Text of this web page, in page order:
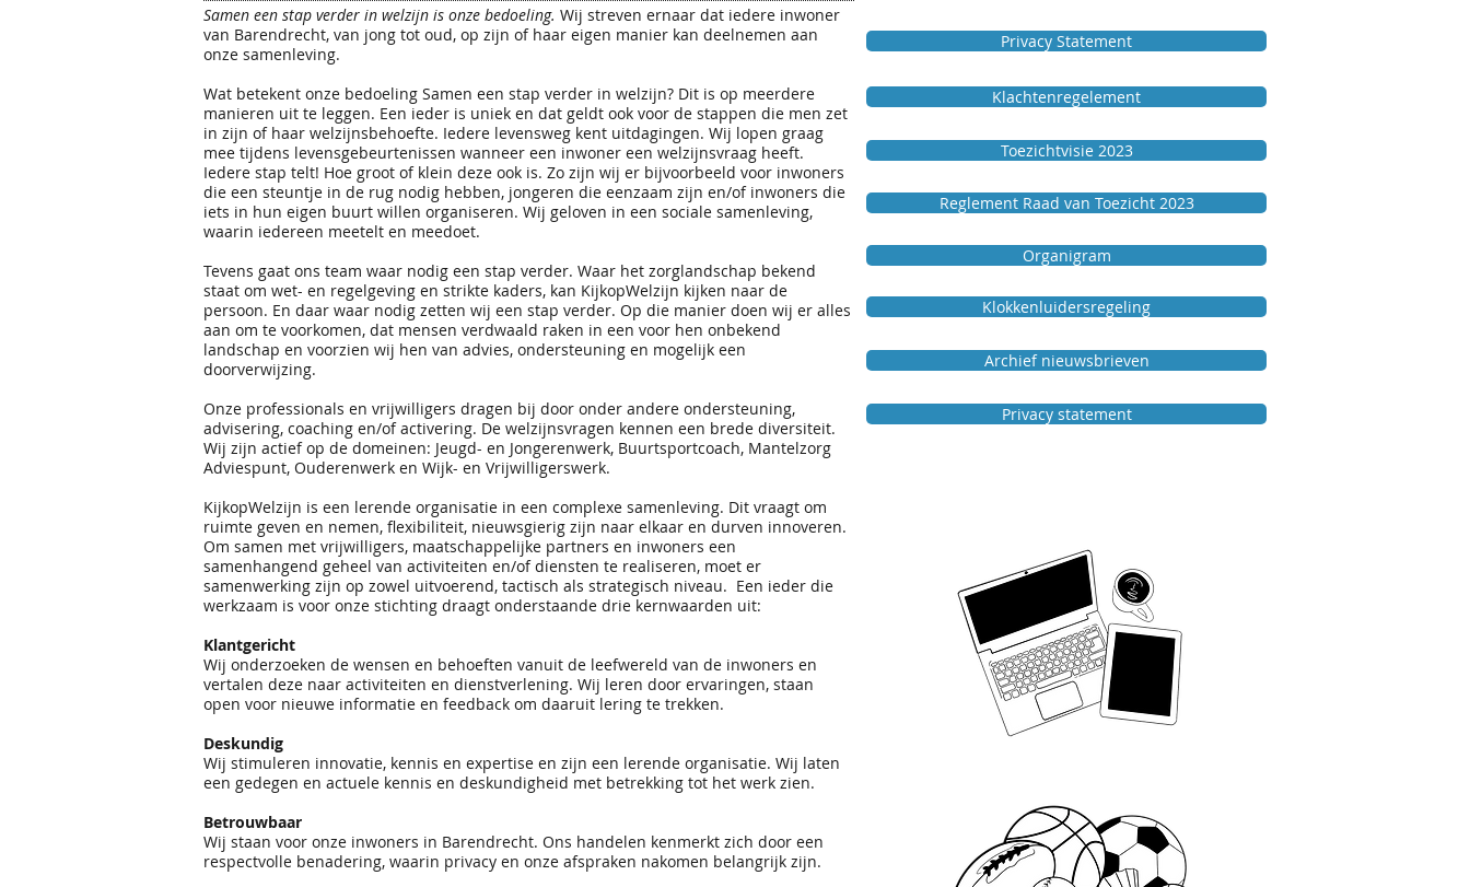
Samen een stap verder in welzijn is onze bedoeling. Wij streven ernaar dat iedere inwoner
van Barendrecht, van jong tot oud, op zijn of haar eigen manier kan deelnemen aan
onze samenleving.
Wat betekent onze bedoeling Samen een stap verder in welzijn? Dit is op meerdere
manieren uit te leggen. Een ieder is uniek en dat geldt ook voor de stappen die men zet
in zijn of haar welzijnsbehoefte. Iedere levensweg kent uitdagingen. Wij lopen graag
mee tijdens levensgebeurtenissen wanneer een inwoner een welzijnsvraag heeft.
Iedere stap telt! Hoe groot of klein deze ook is. Zo zijn wij er bijvoorbeeld voor inwoners
die een steuntje in de rug nodig hebben, jongeren die eenzaam zijn en/of inwoners die
iets in hun eigen buurt willen organiseren. Wij geloven in een sociale samenleving,
waarin iedereen meetelt en meedoet.
Tevens gaat ons team waar nodig een stap verder. Waar het zorglandschap bekend
staat om wet- en regelgeving en strikte kaders, kan KijkopWelzijn kijken naar de
persoon. En daar waar nodig zetten wij een stap verder. Op die manier doen wij er alles
aan om te voorkomen, dat mensen verdwaald raken in een voor hen onbekend
landschap en voorzien wij hen van advies, ondersteuning en mogelijk een
doorverwijzing.
Onze professionals en vrijwilligers dragen bij door onder andere ondersteuning,
advisering, coaching en/of activering. De welzijnsvragen kennen een brede diversiteit.
Wij zijn actief op de domeinen: Jeugd- en Jongerenwerk, Buurtsportcoach, Mantelzorg
Adviespunt, Ouderenwerk en Wijk- en Vrijwilligerswerk.
KijkopWelzijn is een lerende organisatie in een complexe samenleving. Dit vraagt om
ruimte geven en nemen, flexibiliteit, nieuwsgierig zijn naar elkaar en durven innoveren.
Om samen met vrijwilligers, maatschappelijke partners en inwoners een
samenhangend geheel van activiteiten en/of diensten te realiseren, moet er
samenwerking zijn op zowel uitvoerend, tactisch als strategisch niveau. Een ieder die
werkzaam is voor onze stichting draagt onderstaande drie kernwaarden uit:
Klantgericht
Wij onderzoeken de wensen en behoeften vanuit de leefwereld van de inwoners en
vertalen deze naar activiteiten en dienstverlening. Wij leren door ervaringen, staan
open voor nieuwe informatie en feedback om daaruit lering te trekken.
Deskundig
Wij stimuleren innovatie, kennis en expertise en zijn een lerende organisatie. Wij laten
een gedegen en actuele kennis en deskundigheid met betrekking tot het werk zien.
Betrouwbaar
Wij staan voor onze inwoners in Barendrecht. Ons handelen kenmerkt zich door een
respectvolle benadering, waarin privacy en onze afspraken nakomen belangrijk zijn.
Privacy Statement
Klachtenregelement
Toezichtvisie 2023
Reglement Raad van Toezicht 2023
Organigram
Klokkenluidersregeling
Archief nieuwsbrieven
Privacy statement